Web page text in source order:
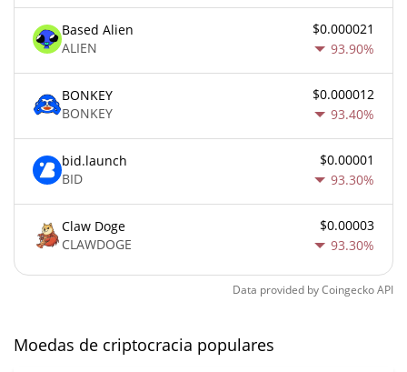
Based Alien
ALIEN
$0.000021
93.90%
BONKEY
BONKEY
$0.000012
93.40%
bid.launch
BID
$0.00001
93.30%
Claw Doge
CLAWDOGE
$0.00003
93.30%
Data provided byCoingeckoAPI
Moedas de criptocracia populares